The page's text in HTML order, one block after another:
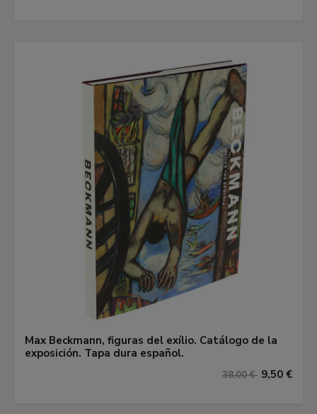
Max Beckmann, figuras del exílio. Catálogo de la
exposición. Tapa dura español.
38,00 € 9,50 €